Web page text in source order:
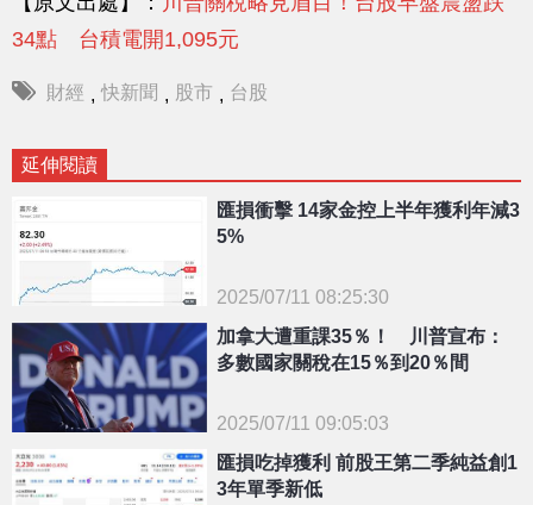
34點 台積電開1,095元
財經 , 快新聞 , 股市 , 台股
延伸閱讀
{PLAYICON}
匯損衝擊 14家金控上半年獲利年減3
5%
2025/07/11 08:25:30
{PLAYICON}
加拿大遭重課35％！ 川普宣布：
多數國家關稅在15％到20％間
2025/07/11 09:05:03
匯損吃掉獲利 前股王第二季純益創1
3年單季新低